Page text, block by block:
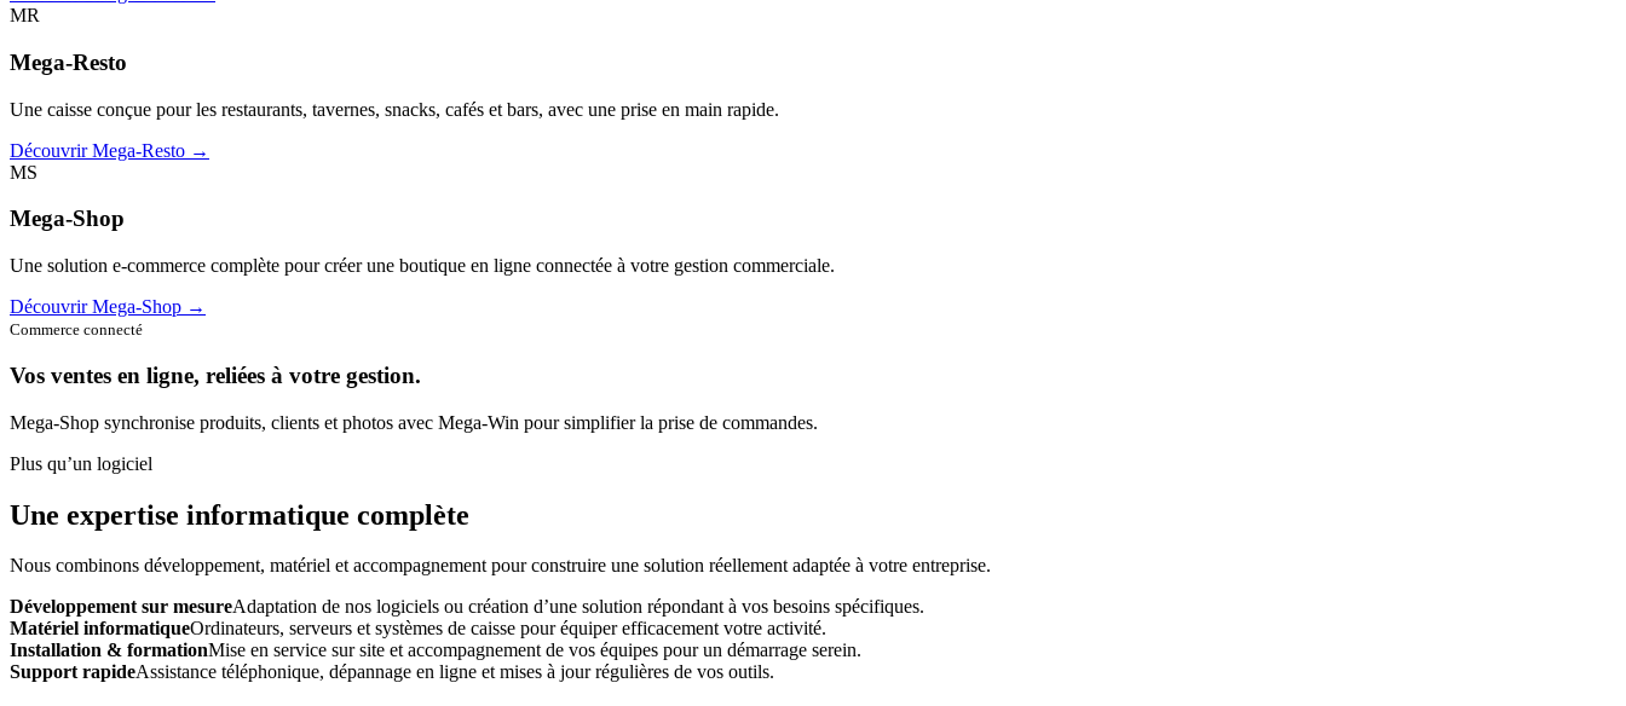
MR
Mega-Resto
Une caisse conçue pour les restaurants, tavernes, snacks, cafés et bars, avec une prise en main rapide.
Découvrir Mega-Resto →
MS
Mega-Shop
Une solution e-commerce complète pour créer une boutique en ligne connectée à votre gestion commerciale.
Découvrir Mega-Shop →
Commerce connecté
Vos ventes en ligne, reliées à votre gestion.
Mega-Shop synchronise produits, clients et photos avec Mega-Win pour simplifier la prise de commandes.
Plus qu’un logiciel
Une expertise informatique complète
Nous combinons développement, matériel et accompagnement pour construire une solution réellement adaptée à votre entreprise.
Développement sur mesureAdaptation de nos logiciels ou création d’une solution répondant à vos besoins spécifiques.
Matériel informatiqueOrdinateurs, serveurs et systèmes de caisse pour équiper efficacement votre activité.
Installation & formationMise en service sur site et accompagnement de vos équipes pour un démarrage serein.
Support rapideAssistance téléphonique, dépannage en ligne et mises à jour régulières de vos outils.